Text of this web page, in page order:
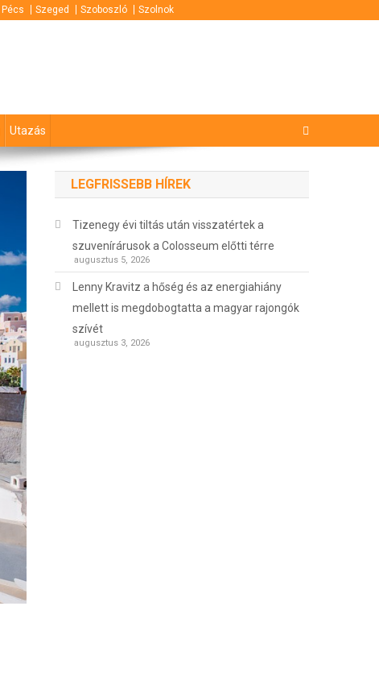
Pécs Szeged Szoboszló Szolnok
Utazás
LEGFRISSEBB HÍREK
Tizenegy évi tiltás után visszatértek a
szuvenírárusok a Colosseum előtti térre
augusztus 5, 2026
Lenny Kravitz a hőség és az energiahiány
mellett is megdobogtatta a magyar rajongók
szívét
augusztus 3, 2026